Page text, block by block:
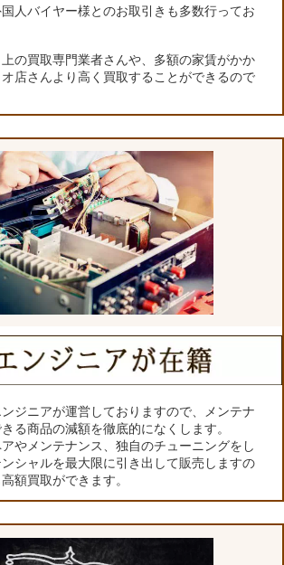
人バイヤー様とのお取引きも多数行ってお
の買取専門業者さんや、多額の家賃がかか
店さんより高く買取することができるので
ジニアが運営しておりますので、メンテナ
る商品の減額を徹底的になくします。
やメンテナンス、独自のチューニングをし
シャルを最大限に引き出して販売しますの
額買取ができます。